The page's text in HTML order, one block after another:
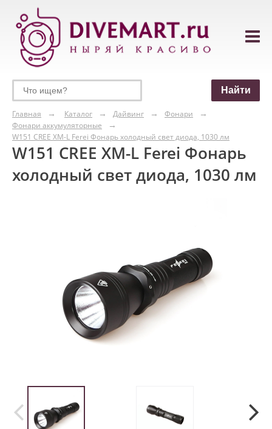
Главная Каталог Дайвинг
Фонари
Фонари аккумуляторные
W151 CREE XM-L Ferei Фонарь холодный свет диода, 1030 лм
W151 CREE XM-L Ferei Фонарь
холодный свет диода, 1030 лм